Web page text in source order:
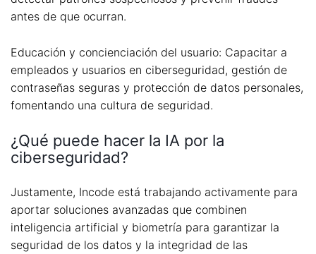
antes de que ocurran.
Educación y concienciación del usuario: Capacitar a
empleados y usuarios en ciberseguridad, gestión de
contraseñas seguras y protección de datos personales,
fomentando una cultura de seguridad.
¿Qué puede hacer la IA por la
ciberseguridad?
Justamente, Incode está trabajando activamente para
aportar soluciones avanzadas que combinen
inteligencia artificial y biometría para garantizar la
seguridad de los datos y la integridad de las